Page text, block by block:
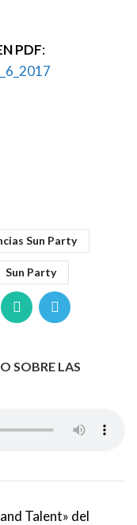
PDF:
Sun Party
Sun Party
SOBRE LAS
Talent» del